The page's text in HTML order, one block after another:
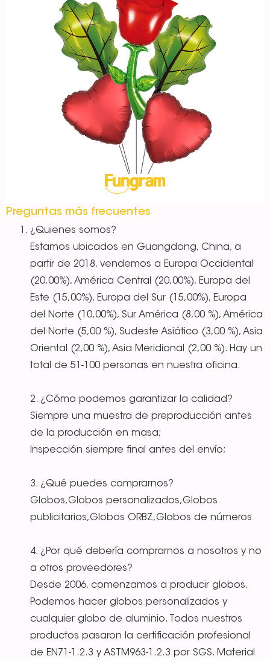
Preguntas más frecuentes
¿Quienes somos?
Estamos ubicados en Guangdong, China, a
partir de 2018, vendemos a Europa Occidental
(20,00%), América Central (20,00%), Europa del
Este (15,00%), Europa del Sur (15,00%), Europa
del Norte (10,00%), Sur América (8,00 %), América
del Norte (5,00 %), Sudeste Asiático (3,00 %), Asia
Oriental (2,00 %), Asia Meridional (2,00 %). Hay un
total de 51-100 personas en nuestra oficina.
2. ¿Cómo podemos garantizar la calidad?
Siempre una muestra de preproducción antes
de la producción en masa;
Inspección siempre final antes del envío;
3. ¿Qué puedes comprarnos?
Globos,Globos personalizados,Globos
publicitarios,Globos ORBZ,Globos de números
4. ¿Por qué debería comprarnos a nosotros y no
a otros proveedores?
Desde 2006, comenzamos a producir globos.
Podemos hacer globos personalizados y
cualquier globo de aluminio. Todos nuestros
productos pasaron la certificación profesional
de EN71-1.2.3 y ASTM963-1.2.3 por SGS. Material